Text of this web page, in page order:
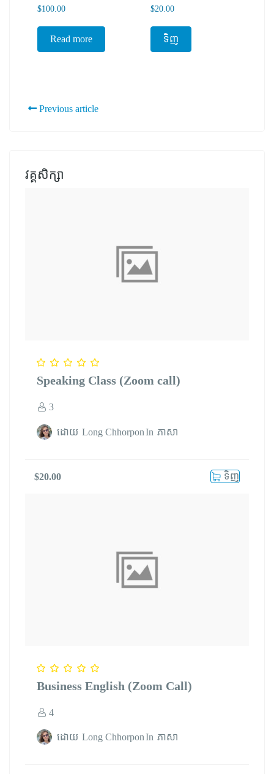
$100.00
Read more
$20.00
ទិញ
Previous article
វគ្គសិក្សា
Speaking Class (Zoom call)
3
ដោយ Long ChhorponIn ភាសា
$20.00 ទិញ
Business English (Zoom Call)
4
ដោយ Long ChhorponIn ភាសា